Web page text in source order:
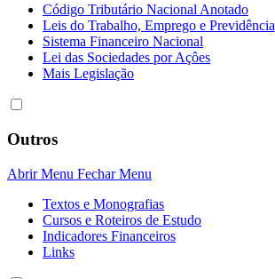
Código Tributário Nacional Anotado
Leis do Trabalho, Emprego e Previdência
Sistema Financeiro Nacional
Lei das Sociedades por Açôes
Mais Legislação
Outros
Abrir Menu Fechar Menu
Textos e Monografias
Cursos e Roteiros de Estudo
Indicadores Financeiros
Links